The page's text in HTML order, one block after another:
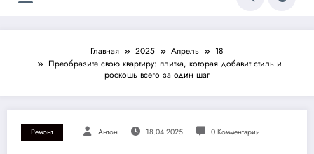
Главная 2025 Апрель
18
Преобразите свою квартиру: плитка, которая добавит стиль и
роскошь всего за один шаг
Ремонт Антон 18.04.2025 0 Комментарии